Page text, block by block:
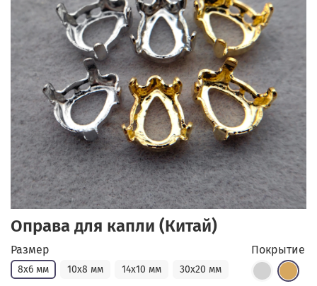
Оправа для капли (Китай)
Размер
8х6 мм 10х8 мм 14х10 мм 30х20 мм
Покрытие